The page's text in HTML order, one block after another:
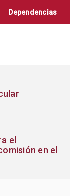
Dependencias
el
en el